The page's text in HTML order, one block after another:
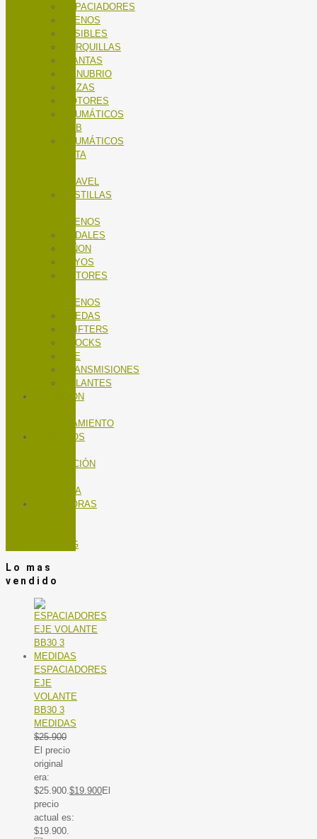
ESPACIADORES
FRENOS
FUSIBLES
HORQUILLAS
LLANTAS
MANUBRIO
MAZAS
MOTORES
NEUMÁTICOS
MTB
NEUMÁTICOS
RUTA
GRAVEL
PASTILLAS
FRENOS
PEDALES
PIÑON
RAYOS
ROTORES
FRENOS
RUEDAS
SHIFTERS
SHOCKS
TEE
TRANSMISIONES
VOLANTES
NUTRICIÓN
ENTRENAMIENTO
SERVICIOS
MANTENCIÓN
BICICLETA
TROTADORAS
SPINNING
Lo mas
vendido
ESPACIADORES
EJE
VOLANTE
BB30 3
MEDIDAS
$25.900
El precio
original
era:
$25.900. $19.900El
precio
actual es:
$19.900.